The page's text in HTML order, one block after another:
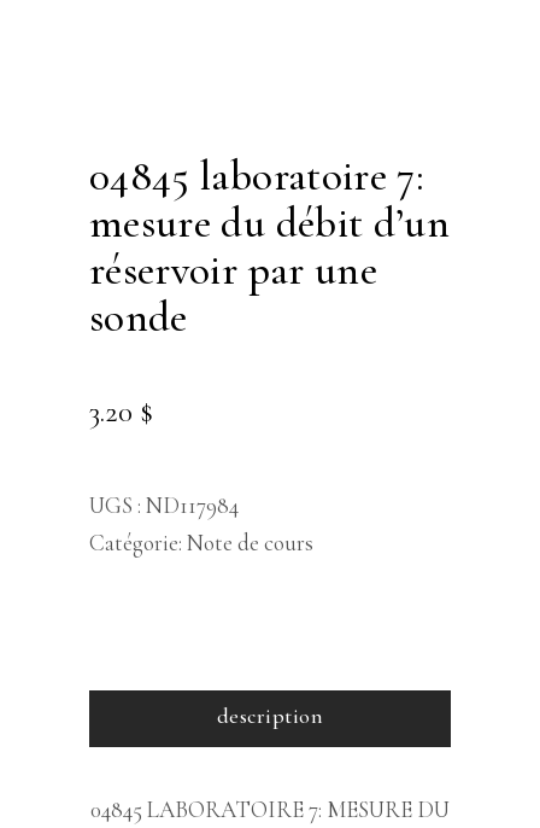
04845 laboratoire 7:
mesure du débit d’un
réservoir par une
sonde
3.20 $
UGS : ND117984
Catégorie: Note de cours
description
04845 LABORATOIRE 7: MESURE DU